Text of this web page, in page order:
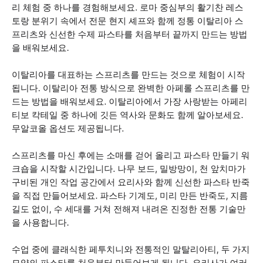
리 체험 중 하나를 경험해보세요. 로마 중심부의 활기찬 레스
토랑 분위기 속에서 전문 현지 셰프와 함께 정통 이탈리아 스
프리츠와 신선한 수제 파스타를 처음부터 끝까지 만드는 방법
을 배워보세요.
이탈리아를 대표하는 스프리츠를 만드는 것으로 체험이 시작
됩니다. 이탈리아 전통 방식으로 완벽한 아페롤 스프리츠를 만
드는 방법을 배워보세요. 이탈리아에서 가장 사랑받는 아페리
티보 칵테일 중 하나에 깃든 역사와 문화도 함께 알아보세요.
무알코올 옵션도 제공됩니다.
스프리츠를 마신 후에는 소매를 걷어 올리고 파스타 만들기 워
크숍을 시작할 시간입니다. 나무 보드, 밀방망이, 천 앞치마가
구비된 개인 작업 공간에서 요리사와 함께 신선한 파스타 반죽
을 직접 만들어보세요. 파스타 기계도, 미리 만든 반죽도, 지름
길도 없이, 수 세대를 거쳐 전해져 내려온 진정한 전통 기술만
을 사용합니다.
수업 중에 클래식한 페투치니와 전통적인 말탈리아티, 두 가지